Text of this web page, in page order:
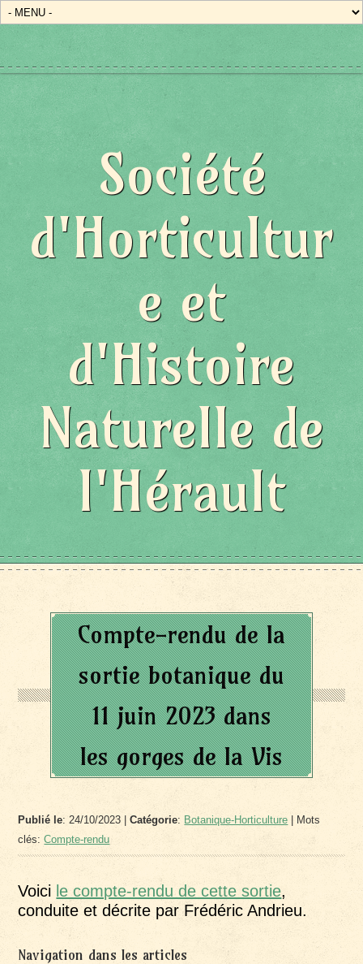
Société
d'Horticultur
e et
d'Histoire
Naturelle de
l'Hérault
Compte-rendu de la
sortie botanique du
11 juin 2023 dans
les gorges de la Vis
Publié le: 24/10/2023 |Catégorie: Botanique-Horticulture | Mots
clés:Compte-rendu
Voici le compte-rendu de cette sortie,
conduite et décrite par Frédéric Andrieu.
Navigation dans les articles